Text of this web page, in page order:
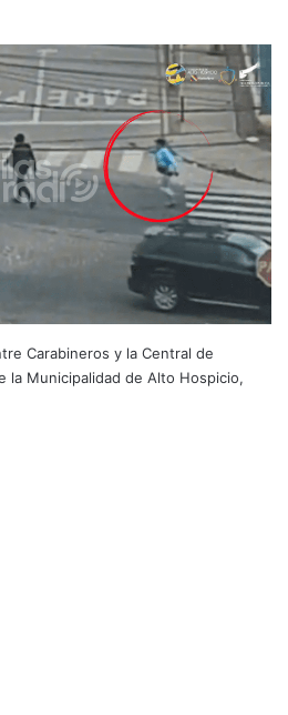
Carabineros y la Central de
la Municipalidad de Alto Hospicio,